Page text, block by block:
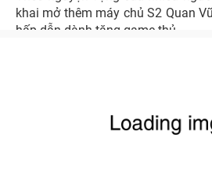
khai mở thêm máy chủ S2 Quan
hấp dẫn dành tặng game thủ.